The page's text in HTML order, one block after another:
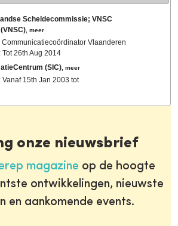
Scheldecommissie; VNSC
,meer
Communicatiecoördinator Vlaanderen
: Tot 26th Aug 2014
(SIC) ,meer
: Vanaf 15th Jan 2003 tot
onze nieuwsbrief
magazine op de hoogte
ontwikkelingen, nieuwste
en aankomende events.